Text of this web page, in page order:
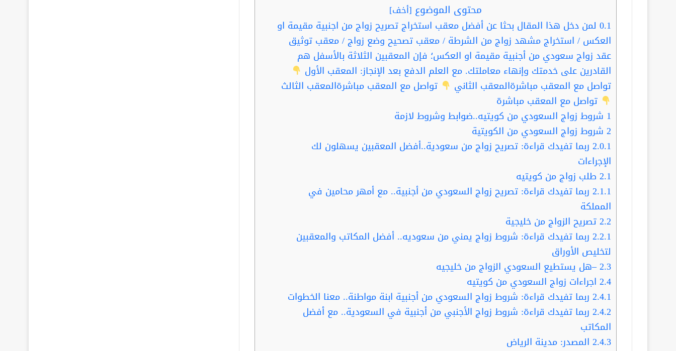
محتوى الموضوع [أخف]
0.1 لمن دخل هذا المقال بحثا عن أفضل معقب استخراج تصريح زواج من اجنبية مقيمة او
العكس / استخراج مشهد زواج من الشرطة / معقب تصحيح وضع زواج / معقب توثيق
عقد زواج سعودي من أجنبية مقيمة او العكس؛ فإن المعقبين الثلاثة بالأسفل هم
القادرين على خدمتك وإنهاء معاملتك. مع العلم الدفع بعد الإنجاز: المعقب الأول
تواصل مع المعقب مباشرةالمعقب الثاني
تواصل مع المعقب مباشرةالمعقب الثالث
تواصل مع المعقب مباشرة
1 شروط زواج السعودي من كويتيه..ضوابط وشروط لازمة
2 شروط زواج السعودي من الكويتية
2.0.1 ربما تفيدك قراءة: تصريح زواج من سعودية..أفضل المعقبين يسهلون لك
الإجراءات
2.1 طلب زواج من كويتيه
2.1.1 ربما تفيدك قراءة: تصريح زواج السعودي من أجنبية.. مع أمهر محامين في
المملكة
2.2تصريح الزواج من خليجية
2.2.1 ربما تفيدك قراءة: شروط زواج يمني من سعوديه.. أفضل المكاتب والمعقبين
لتخليص الأوراق
2.3–هل يستطيع السعودي الزواج من خليجيه
2.4 اجراءات زواج السعودي من كويتيه
2.4.1 ربما تفيدك قراءة: شروط زواج السعودي من أجنبية ابنة مواطنة.. معنا الخطوات
2.4.2 ربما تفيدك قراءة: شروط زواج الأجنبي من أجنبية في السعودية.. مع أفضل
المكاتب
2.4.3 المصدر: مدينة الرياض